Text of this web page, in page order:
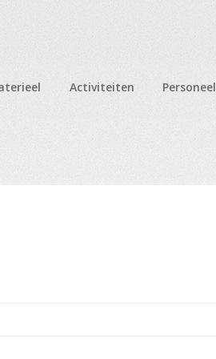
Activiteiten Personeel